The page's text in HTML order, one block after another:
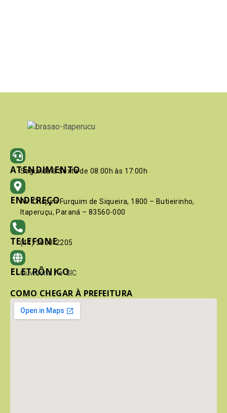
ATENDIMENTO
Segunda à Sexta de 08:00h às 17:00h
ENDEREÇO
Av. Crispim Furquim de Siqueira, 1800 – Butieirinho,
Itaperuçu, Paraná – 83560-000
TELEFONE
(41) 3603-2205
ELETRÔNICO
Ouvidoria / e-SIC
COMO CHEGAR À PREFEITURA